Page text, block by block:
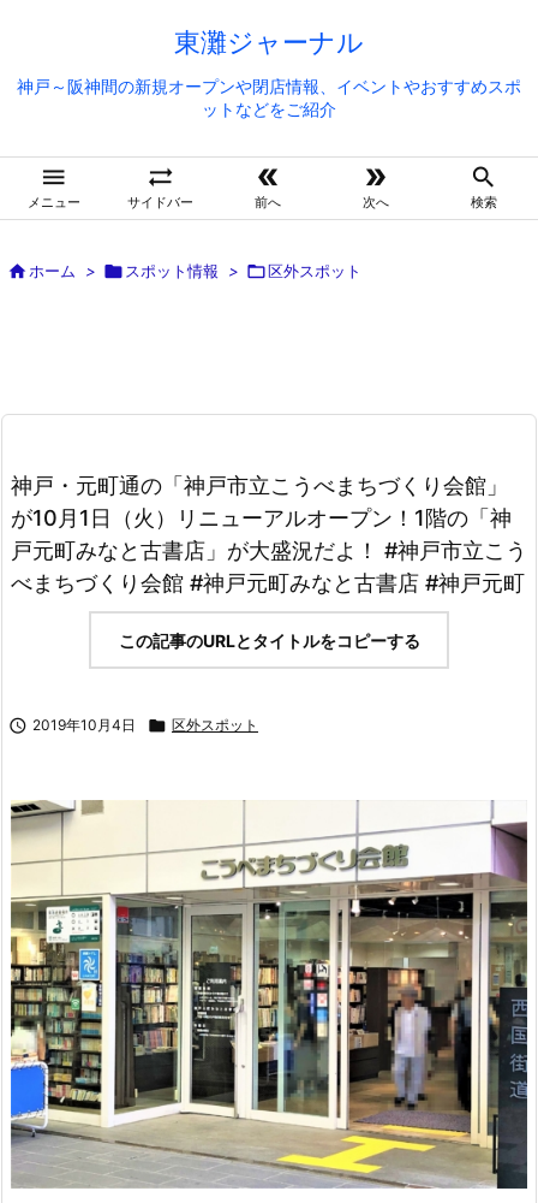
東灘ジャーナル
神戸～阪神間の新規オープンや閉店情報、イベントやおすすめスポ
ットなどをご紹介

メニュー

サイドバー

前へ

次へ

検索
ホーム >  スポット情報 > 区外スポット
神戸・元町通の「神戸市立こうべまちづくり会館」
が10月1日（火）リニューアルオープン！1階の「神
戸元町みなと古書店」が大盛況だよ！ #神戸市立こう
べまちづくり会館 #神戸元町みなと古書店 #神戸元町
この記事のURLとタイトルをコピーする
 2019年10月4日  区外スポット